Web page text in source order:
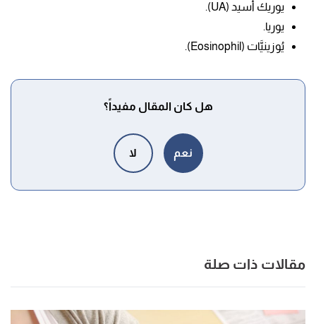
يوريك أسيد (UA).
يوريا.
يُوزينيَّات (Eosinophil).
هل كان المقال مفيداً؟
نعم لا
مقالات ذات صلة